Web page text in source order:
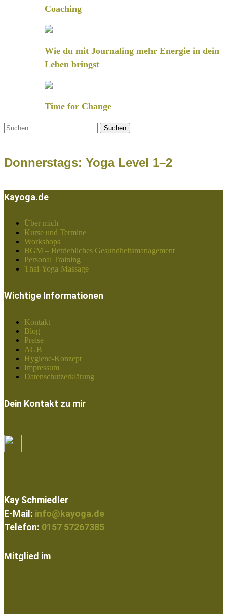
Coaching
Wie du mit Journaling mehr Energie in dein
Leben bringst
Time for Change
Suchen
nach:
Donnerstags: Yoga Level 1–2
Kayoga.de
Über mich
Kurse und Termine
Workshops
BGM – Betriebliches Gesundheitsmanagement
Personal Training
Thai-Yoga-Massage
Wichtige Informationen
Kontakt
Blog
Preise
AGB
Hygiene-Konzept
Impressum
Datenschutzerklärung
Dein Kontakt zu mir
Kay Schmiedler
E-Mail: info@kayoga.de
Telefon: 0157 57267385
Mitglied im